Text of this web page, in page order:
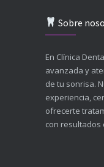
Sobre
En Clínica
avanzada y
de tu sonrisa.
experiencia,
ofrecerte
con resultados